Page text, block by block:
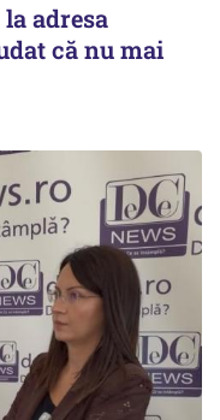
adresa
că nu mai